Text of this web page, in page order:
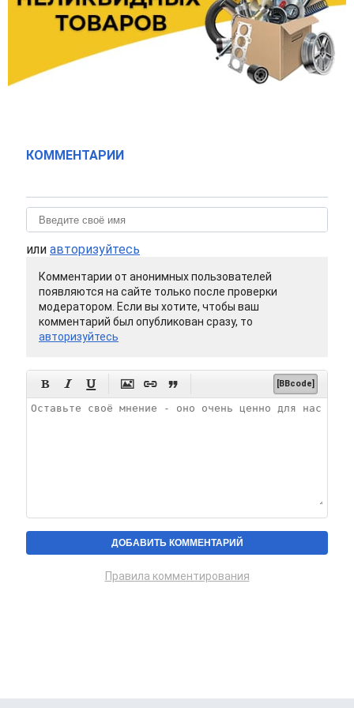
КОММЕНТАРИИ
или авторизуйтесь
Комментарии от анонимных пользователей
появляются на сайте только после проверки
модератором. Если вы хотите, чтобы ваш
комментарий был опубликован сразу, то
авторизуйтесь
      [BBcode]
Правила комментирования